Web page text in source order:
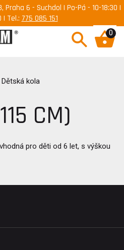
Praha 6 - Suchdol | Po-Pá - 10-18:30 |
| Tel.: 775 085 151
0
Dětská kola
CM)
pro děti od 6 let, s výškou